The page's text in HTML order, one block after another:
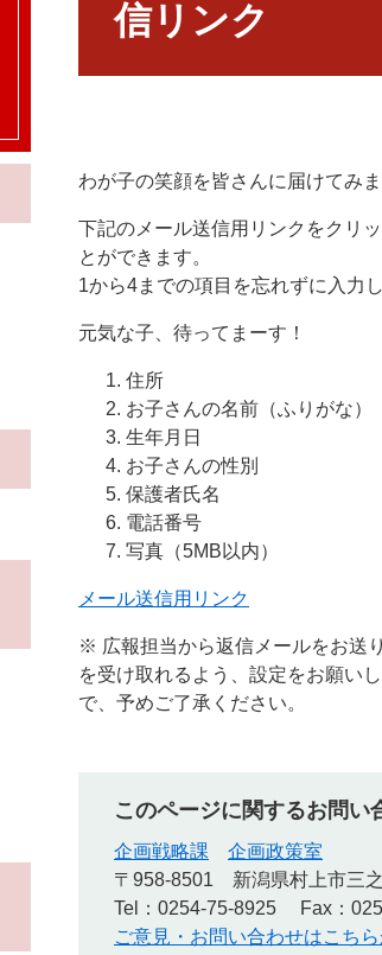
信リンク
わが子の笑顔を皆さんに届けてみ
下記のメール送信用リンクをクリ
とができます。
1から4までの項目を忘れずに入力
元気な子、待ってまーす！
住所
お子さんの名前（ふりがな）
生年月日
お子さんの性別
保護者氏名
電話番号
写真（5MB以内）
メール送信用リンク
※ 広報担当から返信メールをお送
を受け取れるよう、設定をお願い
で、予めご了承ください。
このページに関するお問い
企画戦略課
企画政策室
〒958-8501
新潟県村上市三
Tel：0254-75-8925
Fax：
ご意見・お問い合わせはこちら